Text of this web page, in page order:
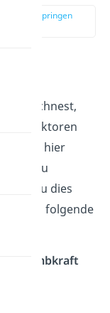
Video springen
die
berechnest,
Faktoren
hier
genau
du dies
du folgende
Coulombkraft